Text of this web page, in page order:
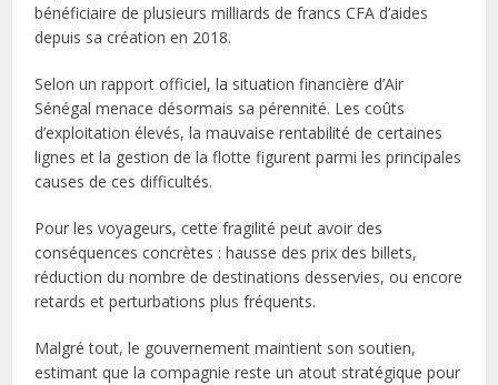
bénéficiaire de plusieurs milliards de francs CFA d’aides
depuis sa création en 2018.
Selon un rapport officiel, la situation financière d’Air
Sénégal menace désormais sa pérennité. Les coûts
d’exploitation élevés, la mauvaise rentabilité de certaines
lignes et la gestion de la flotte figurent parmi les principales
causes de ces difficultés.
Pour les voyageurs, cette fragilité peut avoir des
conséquences concrètes : hausse des prix des billets,
réduction du nombre de destinations desservies, ou encore
retards et perturbations plus fréquents.
Malgré tout, le gouvernement maintient son soutien,
estimant que la compagnie reste un atout stratégique pour